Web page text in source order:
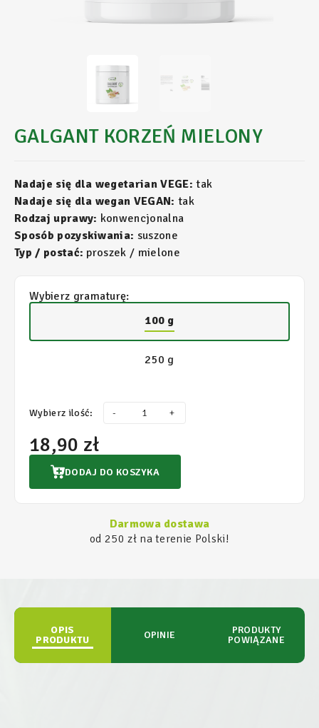
GALGANT KORZEŃ MIELONY
Nadaje się dla wegetarian VEGE: tak
Nadaje się dla wegan VEGAN: tak
Rodzaj uprawy: konwencjonalna
Sposób pozyskiwania: suszone
Typ / postać: proszek / mielone
Wybierz gramaturę:
100 g
250 g
Wybierz ilość: - +
18,90 zł
DODAJ DO KOSZYKA
Darmowa dostawa
od 250 zł na terenie Polski!
OPIS
PRODUKTU
OPINIE
PRODUKTY
POWIĄZANE